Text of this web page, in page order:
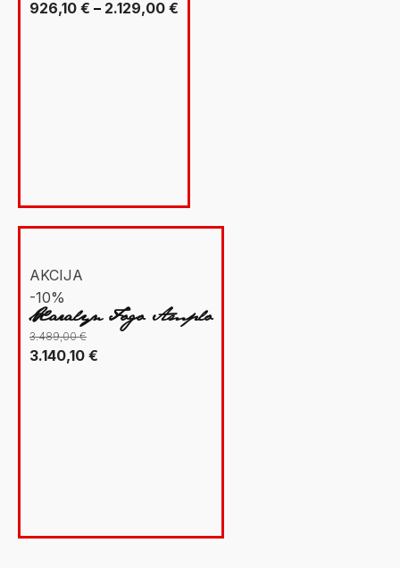
926,10 € – 2.129,00 €
AKCIJA
-10%
Xaralyn Fogo Amplo
3.489,00€
Izvorna
3.140,10 €